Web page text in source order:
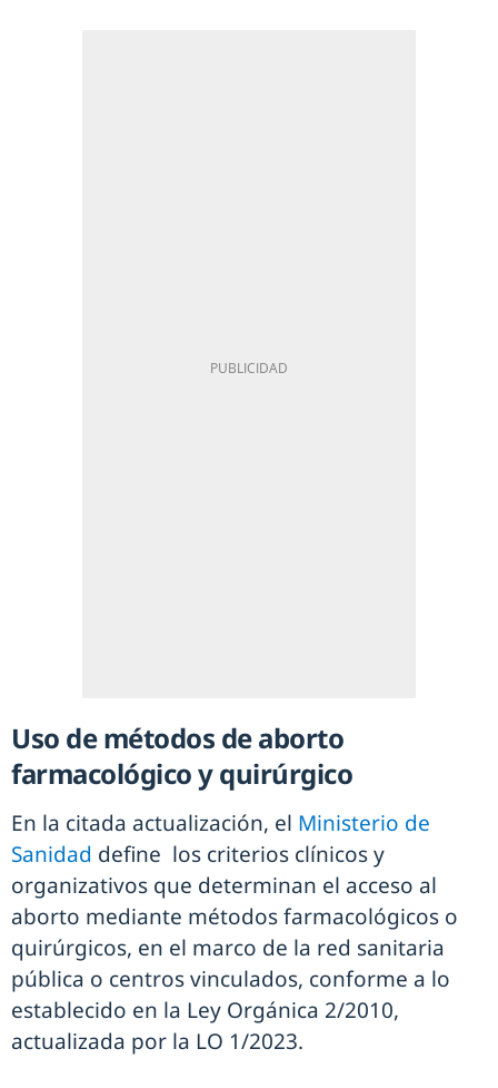
Uso de métodos de aborto
farmacológico y quirúrgico
En la citada actualización, el Ministerio de
Sanidad define los criterios clínicos y
organizativos que determinan el acceso al
aborto mediante métodos farmacológicos o
quirúrgicos, en el marco de la red sanitaria
pública o centros vinculados, conforme a lo
establecido en la Ley Orgánica 2/2010,
actualizada por la LO 1/2023.